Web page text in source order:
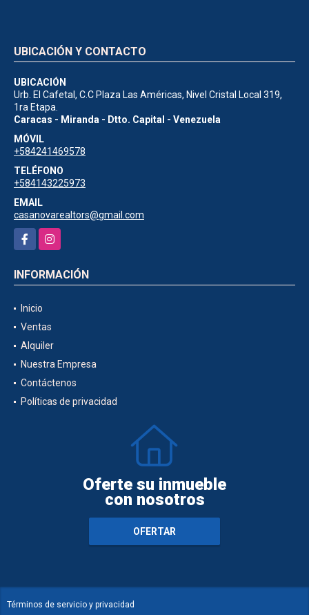
UBICACIÓN Y CONTACTO
UBICACIÓN
Urb. El Cafetal, C.C Plaza Las Américas, Nivel Cristal Local 319,
1ra Etapa.
Caracas - Miranda - Dtto. Capital - Venezuela
MÓVIL
+584241469578
TELÉFONO
+584143225973
EMAIL
casanovarealtors@gmail.com
FacebookInstagram
INFORMACIÓN
Inicio
Ventas
Alquiler
Nuestra Empresa
Contáctenos
Políticas de privacidad
Oferte su inmueble
con nosotros
OFERTAR
Términos de servicio y privacidad